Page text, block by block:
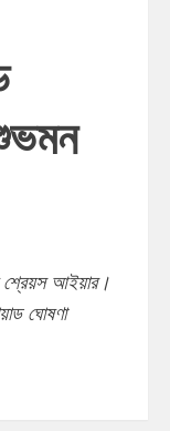
শ্রেয়স আইয়ার।
ঘোষণা